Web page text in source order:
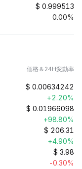
$ 0.999513
0.00%
価格＆24H変動率
$ 0.00634242
+2.20%
$ 0.01966098
+98.80%
$ 206.31
+4.90%
$ 3.98
-0.30%